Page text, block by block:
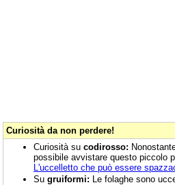
Curiosità da non perdere!
Curiosità su codirosso:
possibile avvistare questo piccolo
L'uccelletto che può essere
Su gruiformi: Le folaghe sono